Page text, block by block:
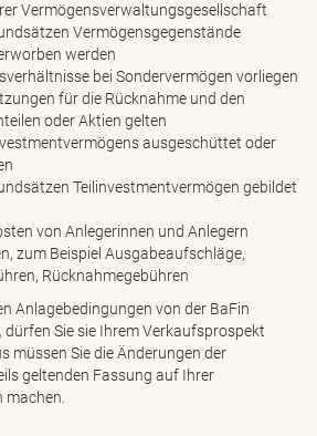
Vermögensverwaltungsgesellschaft
Vermögensgegenstände
werden
bei Sondervermögen vorliegen
für die Rücknahme und den
oder Aktien gelten
ausgeschüttet oder
Teilinvestmentvermögen gebildet
von Anlegerinnen und Anlegern
zum Beispiel Ausgabeaufschläge,
Rücknahmegebühren
Anlagebedingungen von der BaFin
Sie sie Ihrem Verkaufsprospekt
müssen Sie die Änderungen der
geltenden Fassung auf Ihrer